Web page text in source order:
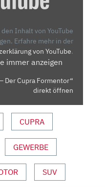
Inhalt von YouTube
Erfahre mehr in der
von YouTube.
immer anzeigen
Der Cupra Formentor“
direkt öffnen
CUPRA
GEWERBE
SUV